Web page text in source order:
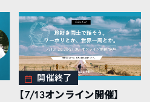
開催終了
【7/13オンライン開催】